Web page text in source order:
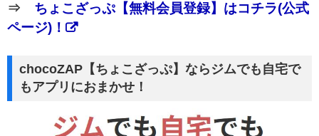
⇒ ちょこざっぷ【無料会員登録】はコチラ(公式
ページ)！
chocoZAP【ちょこざっぷ】ならジムでも自宅で
もアプリにおまかせ！